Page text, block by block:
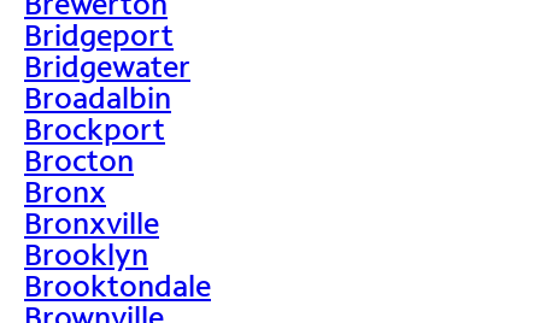
Bridgeport
Bridgewater
Broadalbin
Brockport
Brocton
Bronx
Bronxville
Brooklyn
Brooktondale